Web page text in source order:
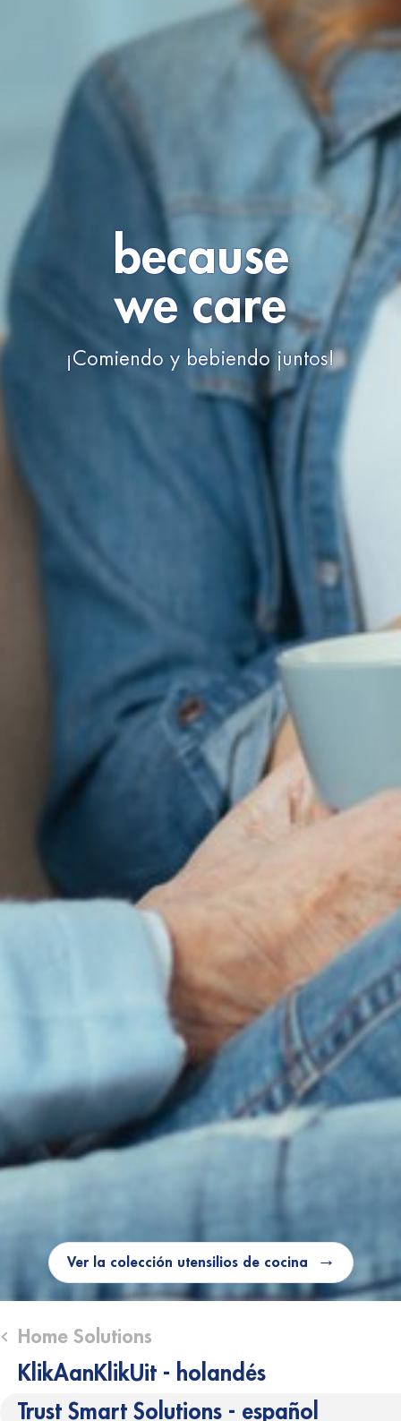
submenu (Home Solutions)
Home Solutions
KlikAanKlikUit - holandés
Trust Smart Solutions - español
because
we care
¡Comiendo y bebiendo juntos!
Ver la colección utensilios de cocina